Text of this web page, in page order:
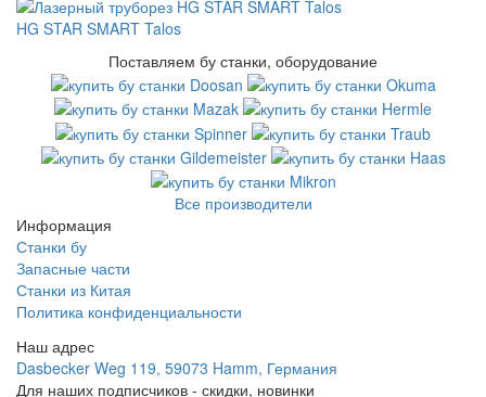
HG STAR SMART Talos
Поставляем бу станки, оборудование
Все производители
Информация
Станки бу
Запасные части
Станки из Китая
Политика конфиденциальности
Наш адрес
Dasbecker Weg 119, 59073 Hamm, Германия
Для наших подписчиков - скидки, новинки